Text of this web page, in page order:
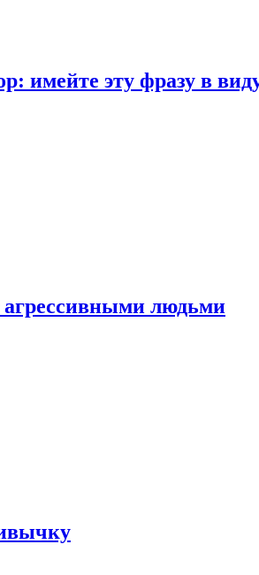
имейте эту фразу в
агрессивными людьми